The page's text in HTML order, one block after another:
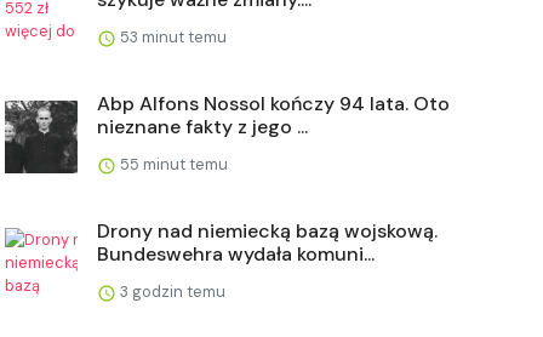
53 minut temu
Abp Alfons Nossol kończy 94 lata. Oto
nieznane fakty z jego ...
55 minut temu
Drony nad niemiecką bazą wojskową.
Bundeswehra wydała komuni...
3 godzin temu